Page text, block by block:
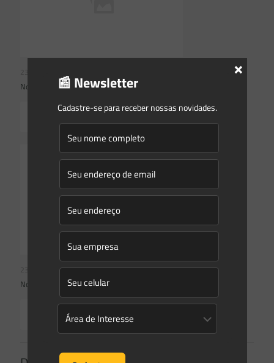
23/07/2026
Novidades | Âmbito Federal
23/07/2026
Novidades | Âmbito Estadual: Rio Grande do Sul
Read more
📰 Newsletter
Cadastre-se para receber nossas novidades.
×